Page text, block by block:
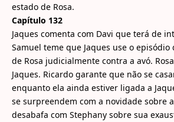
estado de Rosa.
Capítulo 132
Jaques comenta com Davi que terá de
Samuel teme que Jaques use o
de Rosa judicialmente contra a avó.
Jaques. Ricardo garante que não se
enquanto ela ainda estiver ligada a
se surpreendem com a novidade sobre
desabafa com Stephany sobre sua